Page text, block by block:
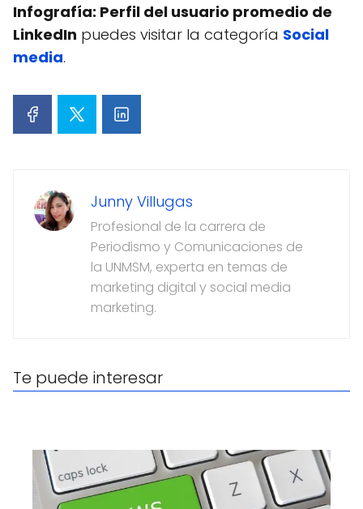
Infografía: Perfil del usuario promedio de
LinkedIn puedes visitar la categoría Social
media.
Junny Villugas
Profesional de la carrera de
Periodismo y Comunicaciones de
la UNMSM, experta en temas de
marketing digital y social media
marketing.
Te puede interesar